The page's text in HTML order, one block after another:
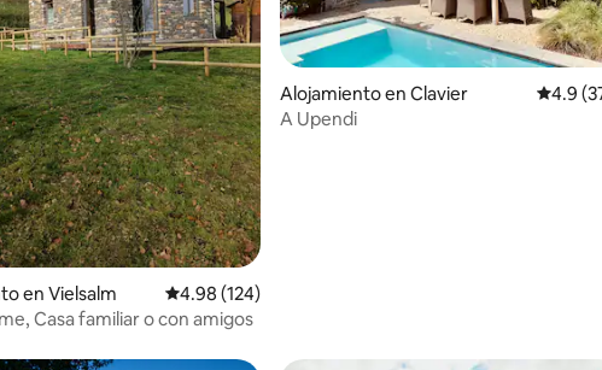
de 5, 192 reseñas
en Vielsalm Calificación promedio: 4.98 de 5, 124 reseñas
4.98 (124)
Casa familiar o con amigos
Alojamiento en Clavier
4.9
A Upendi